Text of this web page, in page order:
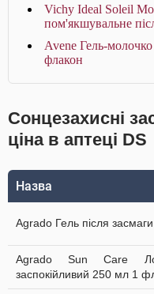
Vichy Ideal Soleil
пом'якшувальне
Avene Гель-
флакон
Сонцезахисні
ціна в аптеці DS
Назва
Agrado Гель після
Agrado Sun Care
заспокійливий 250 мл 1